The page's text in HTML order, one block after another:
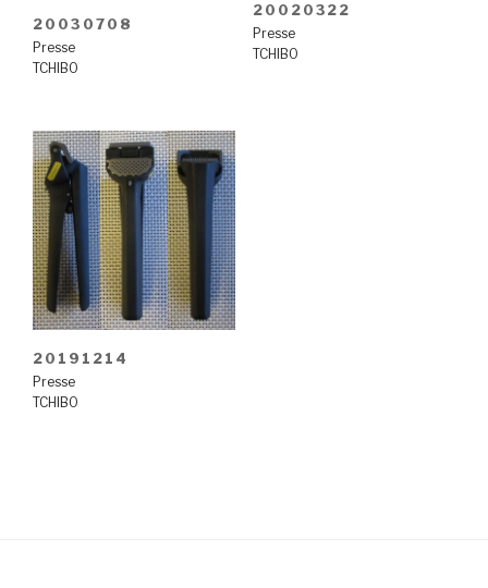
20030708
Presse
TCHIBO
20020322
Presse
TCHIBO
20191214
Presse
TCHIBO